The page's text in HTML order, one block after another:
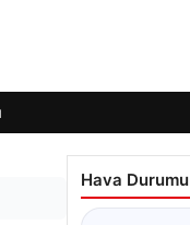
Hava Durumu